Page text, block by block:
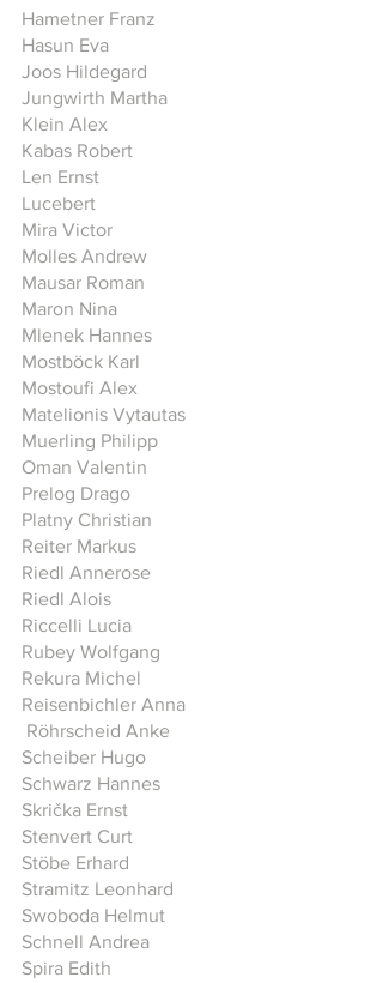
Hametner Franz
Hasun Eva
Joos Hildegard
Jungwirth Martha
Klein Alex
Kabas Robert
Len Ernst
Lucebert
Mira Victor
Molles Andrew
Mausar Roman
Maron Nina
Mlenek Hannes
Mostböck Karl
Mostoufi Alex
Matelionis Vytautas
Muerling Philipp
Oman Valentin
Prelog Drago​​
Platny Christian
Reiter Markus
Riedl Annerose
Riedl Alois
Riccelli Lucia
Rubey Wolfgang
Rekura Michel
Reisenbichler Anna
Röhrscheid Anke
Scheiber Hugo
Schwarz Hannes
Skrička Ernst
Stenvert Curt
Stöbe Erhard
Stramitz Leonhard
Swoboda Helmut
Schnell Andrea
Spira Edith